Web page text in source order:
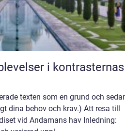
texten som en grund och
dina behov och krav.) Att resa till
vid Andamans hav Inledning: